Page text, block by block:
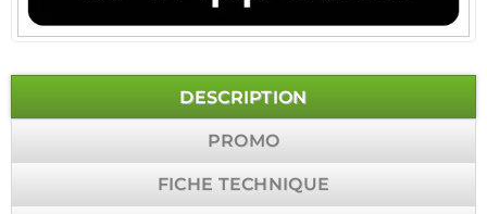
DESCRIPTION
PROMO
FICHE TECHNIQUE